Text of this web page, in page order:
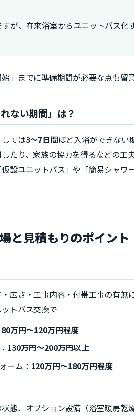
が、在来浴室からユニットバス化
までに準備期間が必要な点も留意
ない期間」は？
ては3〜7日間ほど入浴ができない
たり、家族の協力を得るなどの工夫
設ユニットバス」や「簡易シャ
と見積もりのポイント
広さ・工事内容・付帯工事の有無
トバス交換で
80万円〜120万円程度
130万円〜200万円以上
ーム： 120万円〜180万円程度
態、オプション設備（浴室暖房